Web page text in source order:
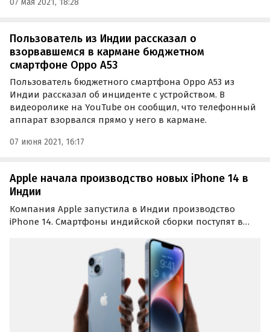
07 мая 2021, 18:28
Пользователь из Индии рассказал о
взорвавшемся в кармане бюджетном
смартфоне Oppo A53
Пользователь бюджетного смартфона Oppo A53 из
Индии рассказал об инциденте с устройством. В
видеоролике на YouTube он сообщил, что телефонный
аппарат взорвался прямо у него в кармане.
07 июня 2021, 16:17
Apple начала производство новых iPhone 14 в
Индии
Компания Apple запустила в Индии производство
iPhone 14. Смартфоны индийской сборки поступят в
TechCrunch компания Apple заявила, что рада начать
производство iPhone 14 в Индии всего через…